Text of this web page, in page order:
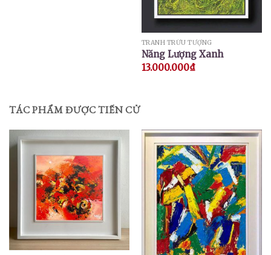
TRANH TRỪU TƯỢNG
Năng Lượng Xanh
13.000.000₫
TÁC PHẨM ĐƯỢC TIẾN CỬ